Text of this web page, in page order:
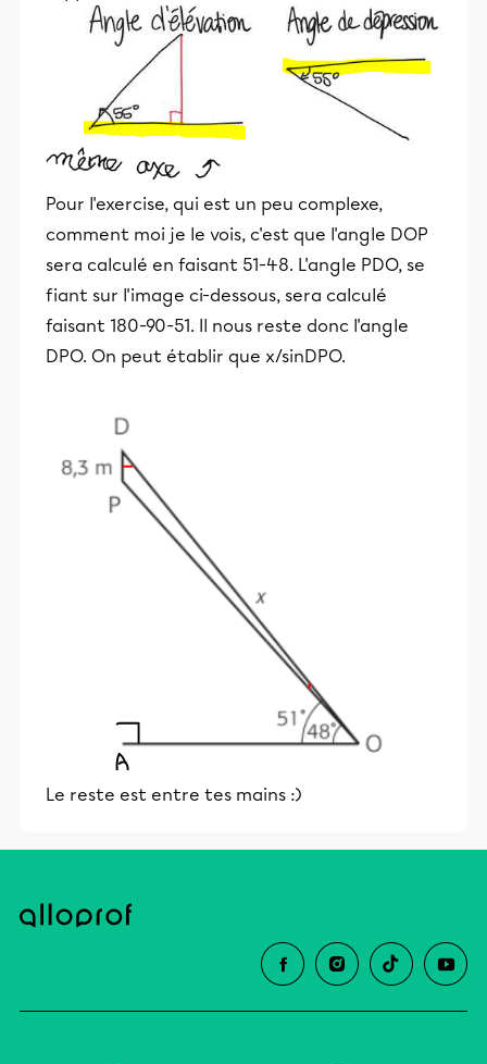
Pour l'exercise, qui est un peu complexe,
comment moi je le vois, c'est que l'angle DOP
sera calculé en faisant 51-48. L'angle PDO, se
fiant sur l'image ci-dessous, sera calculé
faisant 180-90-51. Il nous reste donc l'angle
DPO. On peut établir que x/sinDPO.
Le reste est entre tes mains :)